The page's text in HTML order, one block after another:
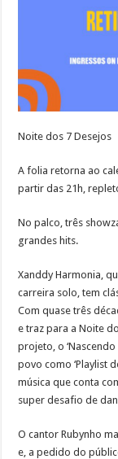
Noite dos 7 Desejos
A folia retorna ao
partir das 21h,
No palco, três
grandes hits.
Xanddy Harmonia,
carreira solo, tem
Com quase três
e traz para a Noite
projeto, o
povo como ‘Playlist
música que conta
super desafio de
O cantor Rubynho
e, a pedido do